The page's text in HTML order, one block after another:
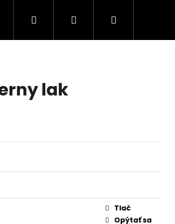
Hľadať PrihlásenieNákupný
lak
Tlač
Opýtať sa